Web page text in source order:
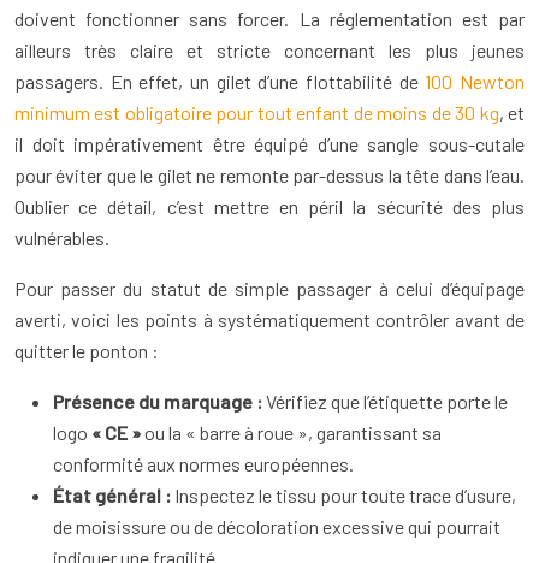
doivent fonctionner sans forcer. La réglementation est par
ailleurs très claire et stricte concernant les plus jeunes
passagers. En effet, un gilet d’une flottabilité de100 Newton
minimum est obligatoire pour tout enfant de moins de 30 kg, et
il doit impérativement être équipé d’une sangle sous-cutale
pour éviter que le gilet ne remonte par-dessus la tête dans l’eau.
Oublier ce détail, c’est mettre en péril la sécurité des plus
vulnérables.
Pour passer du statut de simple passager à celui d’équipage
averti, voici les points à systématiquement contrôler avant de
quitter le ponton :
Présence du marquage :Vérifiez que l’étiquette porte le
logo « CE »ou la « barre à roue », garantissant sa
conformité aux normes européennes.
État général : Inspectez le tissu pour toute trace d’usure,
de moisissure ou de décoloration excessive qui pourrait
indiquer une fragilité.